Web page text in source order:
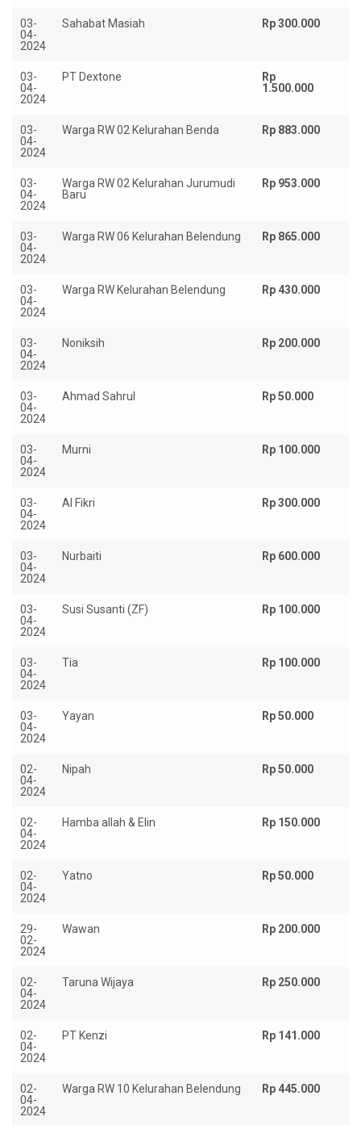
03-
04-
2024
Sahabat Masiah Rp 300.000
03-
04-
2024
PT Dextone
Rp
1.500.000
03-
04-
2024
Warga RW 02 Kelurahan Benda Rp 883.000
03-
04-
2024
Warga RW 02 Kelurahan Jurumudi
Baru
Rp 953.000
03-
04-
2024
Warga RW 06 Kelurahan Belendung Rp 865.000
03-
04-
2024
Warga RW Kelurahan Belendung Rp 430.000
03-
04-
2024
Noniksih Rp 200.000
03-
04-
2024
Ahmad Sahrul Rp 50.000
03-
04-
2024
Murni Rp 100.000
03-
04-
2024
Al Fikri Rp 300.000
03-
04-
2024
Nurbaiti Rp 600.000
03-
04-
2024
Susi Susanti (ZF) Rp 100.000
03-
04-
2024
Tia Rp 100.000
03-
04-
2024
Yayan Rp 50.000
02-
04-
2024
Nipah Rp 50.000
02-
04-
2024
Hamba allah & Elin Rp 150.000
02-
04-
2024
Yatno Rp 50.000
29-
02-
2024
Wawan Rp 200.000
02-
04-
2024
Taruna Wijaya Rp 250.000
02-
04-
2024
PT Kenzi Rp 141.000
02-
04-
2024
Warga RW 10 Kelurahan Belendung Rp 445.000